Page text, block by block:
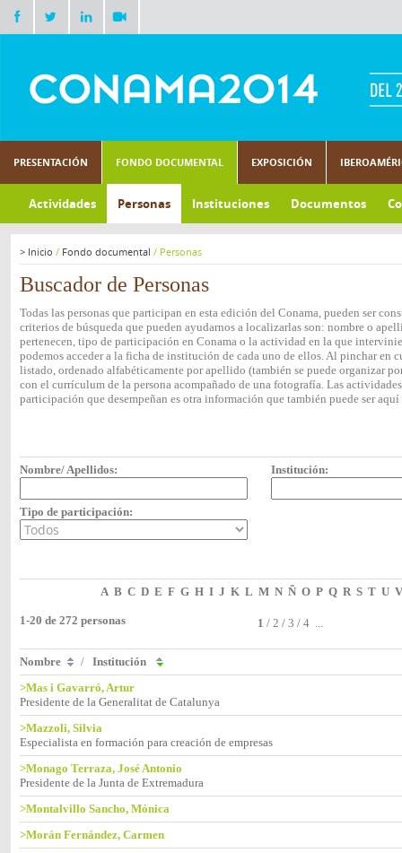
PRESENTACIÓN FONDO DOCUMENTAL EXPOSICIÓN
Actividades Personas Instituciones Documentos
> Inicio / Fondo documental / Personas
Buscador de Personas
Todas las personas que participan en esta edición del Conama, pueden ser
criterios de búsqueda que pueden ayudarnos a localizarlas son: nombre o
pertenecen, tipo de participación en Conama o la actividad en la que
podemos acceder a la ficha de institución de cada uno de ellos. Al pinchar en
listado, ordenado alfabéticamente por apellido (también se puede organizar
con el currículum de la persona acompañado de una fotografía. Las
participación que desempeñan es otra información que también puede ser
Nombre/ Apellidos: Institución:
Tipo de participación:
A B C D E F G H I J K L M N Ñ O P Q R S T U V
1-20 de 272 personas 1 / 2 / 3 / 4 ...
Nombre / Institución
>Mas i Gavarró, Artur
Presidente de la Generalitat de Catalunya
>Mazzoli, Silvia
Especialista en formación para creación de empresas
>Monago Terraza, José Antonio
Presidente de la Junta de Extremadura
>Montalvillo Sancho, Mónica
>Morán Fernández, Carmen